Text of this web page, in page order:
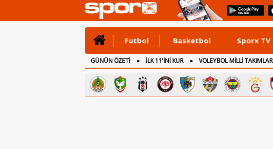
Futbol Basketbol Sporx TV
GÜNÜN ÖZETİ İLK 11'İNİ KUR VOLEYBOL MİLLİ TAKIMLAR
CANLI ANLATIM
İNGİLTERE